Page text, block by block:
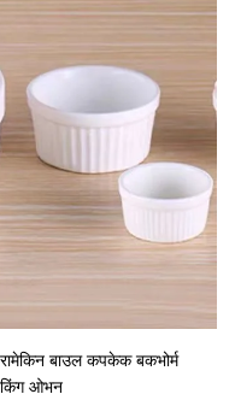
बाउल कपकेक बकभोर्म
ओभन